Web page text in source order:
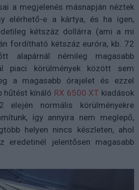
a megjelenés másnapján néztek
elérhető-e a kártya, és ha igen,
kétszáz dollárra (ami a mi
fordítható kétszáz euróra, kb. 72
alapárnál némileg magasabb
piaci körülmények között sem
a magasabb órajelet és ezzel
hűtést kínáló RX 6500 XT kiadások
elején normális körülményekre
így annyira nem meglepő,
helyen nincs készleten, ahol
eredetinél jelentősen magasabb